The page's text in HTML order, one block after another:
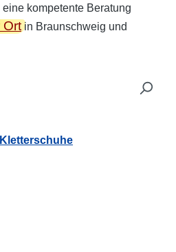
kompetente Beratung
Ort in Braunschweig und
Kletterschuhe